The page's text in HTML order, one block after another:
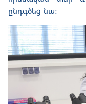
ընդգծեց նա: